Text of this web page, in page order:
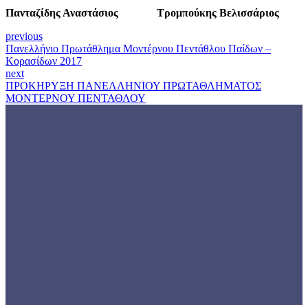
Πανταζίδης Αναστάσιος Τρομπούκης Βελισσάριος
previous
Πανελλήνιο Πρωτάθλημα Μοντέρνου Πεντάθλου Παίδων –
Κορασίδων 2017
next
ΠΡΟΚΗΡΥΞΗ ΠΑΝΕΛΛΗΝΙΟΥ ΠΡΩΤΑΘΛΗΜΑΤΟΣ
ΜΟΝΤΕΡΝΟΥ ΠΕΝΤΑΘΛΟΥ